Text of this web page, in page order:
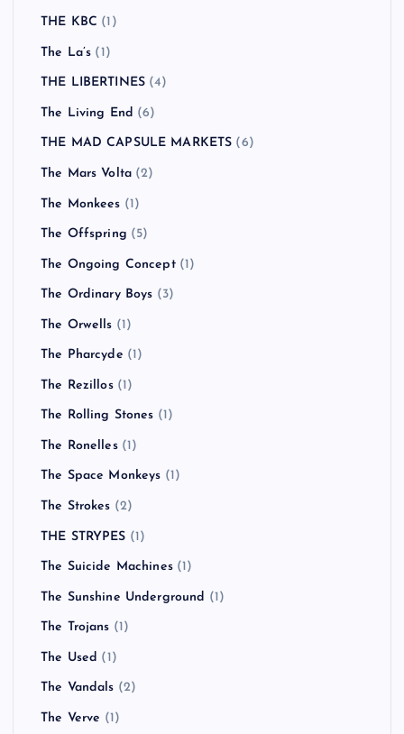
THE KBC (1)
The La’s (1)
THE LIBERTINES (4)
The Living End (6)
THE MAD CAPSULE MARKETS (6)
The Mars Volta (2)
The Monkees (1)
The Offspring (5)
The Ongoing Concept(1)
The Ordinary Boys (3)
The Orwells (1)
The Pharcyde (1)
The Rezillos(1)
The Rolling Stones (1)
The Ronelles(1)
The Space Monkeys (1)
The Strokes (2)
THE STRYPES (1)
The Suicide Machines(1)
The Sunshine Underground (1)
The Trojans (1)
The Used (1)
The Vandals (2)
The Verve (1)